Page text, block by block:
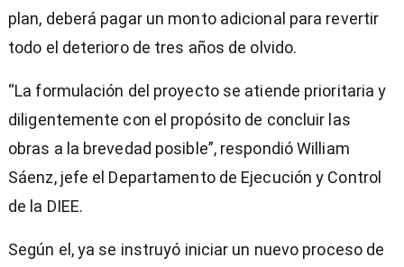
plan, deberá pagar un monto adicional para revertir
todo el deterioro de tres años de olvido.
“La formulación del proyecto se atiende prioritaria y
diligentemente con el propósito de concluir las
obras a la brevedad posible”, respondió William
Sáenz, jefe el Departamento de Ejecución y Control
de la DIEE.
Según el, ya se instruyó iniciar un nuevo proceso de